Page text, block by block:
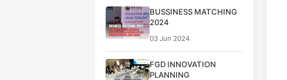
BUSSINESS MATCHING
2024
03 Jun 2024
FGD INNOVATION
PLANNING